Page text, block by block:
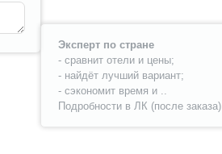
Эксперт по стране
- сравнит отели и цены;
- найдёт лучший вариант;
- сэкономит время и ..
Подробности в ЛК (после заказа)